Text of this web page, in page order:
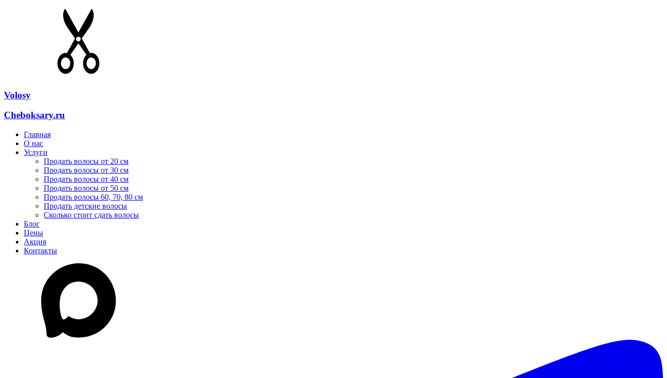
Volosy
Cheboksary.ru
Главная
О нас
Услуги
Продать волосы от 20 см
Продать волосы от 30 см
Продать волосы от 40 см
Продать волосы от 50 см
Продать волосы 60, 70, 80 см
Продать детские волосы
Сколько стоит сдать волосы
Блог
Цены
Акция
Контакты